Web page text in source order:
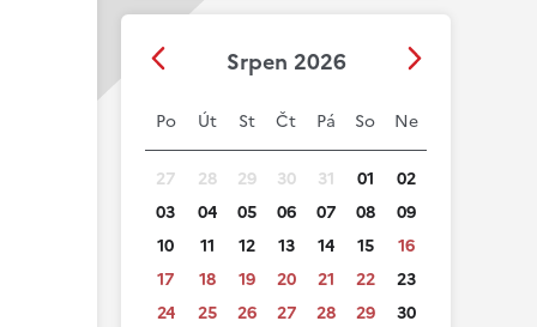
Srpen 2026
Po Út St Čt Pá So Ne
27 28 29 30 31 01
02
03
04 05 06 07 08
09
10
11 12 13 14 15
16
17
18 19 20 21 22
23
24
25 26 27 28 29
30